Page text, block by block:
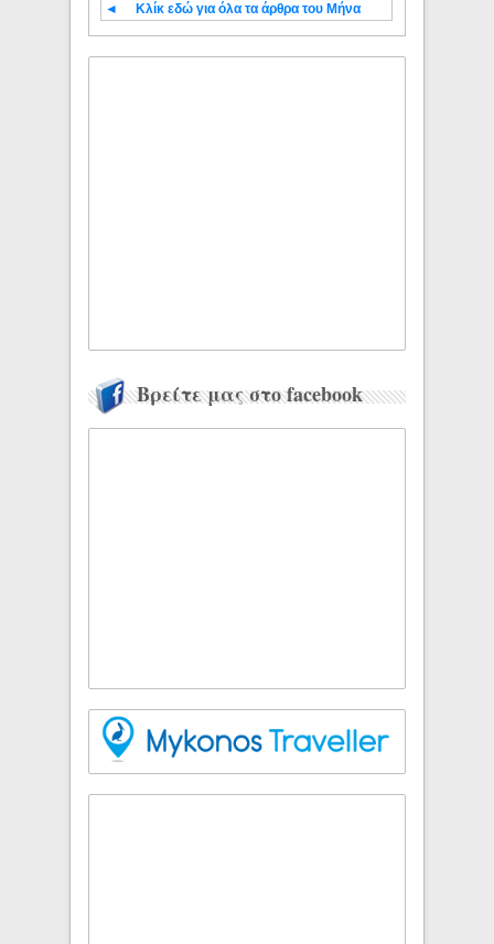
◄ Κλίκ εδώ για όλα τα άρθρα του Μήνα
Βρείτε μας στο facebook